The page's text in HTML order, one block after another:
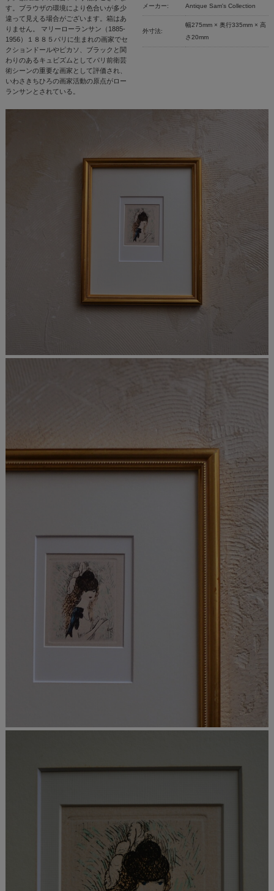
す。ブラウザの環境により色合いが多少
違って見える場合がございます。箱はあ
りません。 マリーローランサン（1885-
1956）１８８５パリに生まれの画家でセ
クションドールやピカソ、ブラックと関
わりのあるキュビズムとしてパリ前衛芸
術シーンの重要な画家として評価され、
いわさきちひろの画家活動の原点がロー
ランサンとされている。
メーカー: Antique Sam's Collection
外寸法:
幅275mm × 奥行335mm × 高
さ20mm